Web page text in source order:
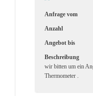
Anfrage vom
Anzahl
Angebot bis
Beschreibung
wir bitten um ein
Thermometer .